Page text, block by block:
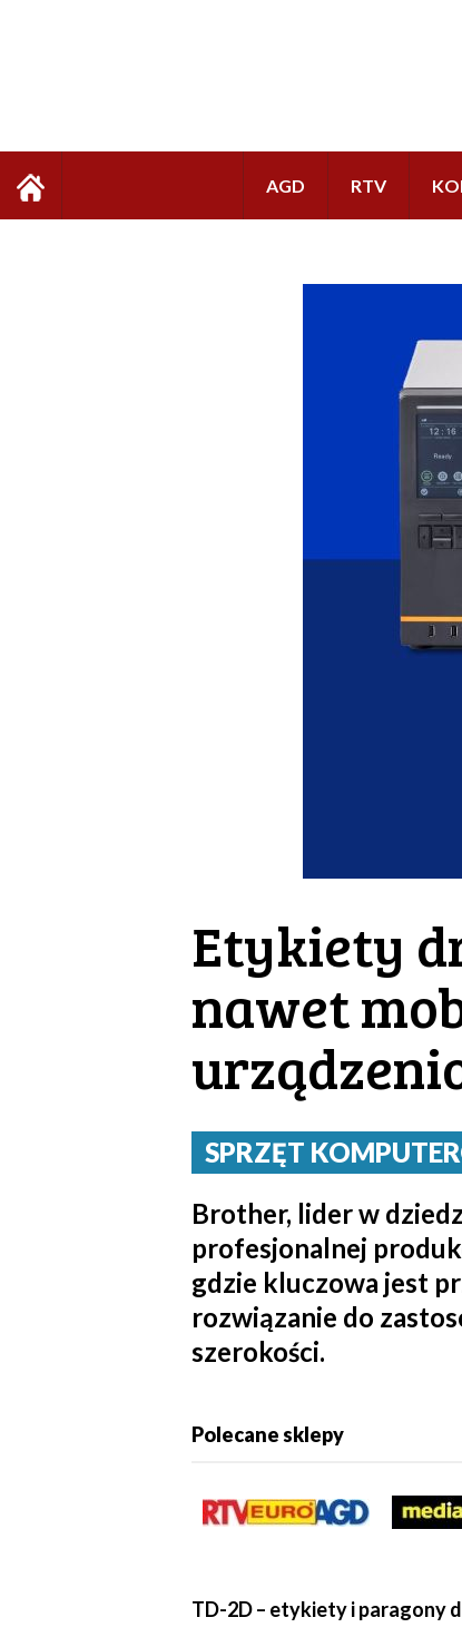
AGD RTV
Etykiety
nawet
SPRZĘT
Brother, lider w
profesjonalnej
gdzie kluczowa jest
rozwiązanie do
szerokości.
Polecane sklepy
TD-2D – etykiety i paragony